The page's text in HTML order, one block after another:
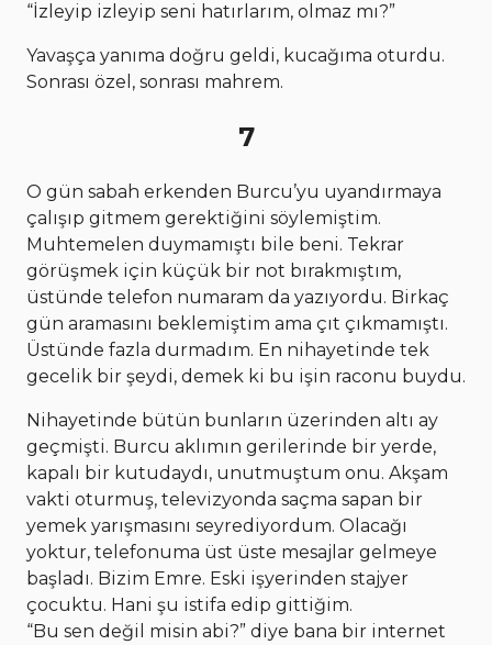
“İzleyip izleyip seni hatırlarım, olmaz mı?”
Yavaşça yanıma doğru geldi, kucağıma oturdu.
Sonrası özel, sonrası mahrem.
7
O gün sabah erkenden Burcu’yu uyandırmaya
çalışıp gitmem gerektiğini söylemiştim.
Muhtemelen duymamıştı bile beni. Tekrar
görüşmek için küçük bir not bırakmıştım,
üstünde telefon numaram da yazıyordu. Birkaç
gün aramasını beklemiştim ama çıt çıkmamıştı.
Üstünde fazla durmadım. En nihayetinde tek
gecelik bir şeydi, demek ki bu işin raconu buydu.
Nihayetinde bütün bunların üzerinden altı ay
geçmişti. Burcu aklımın gerilerinde bir yerde,
kapalı bir kutudaydı, unutmuştum onu. Akşam
vakti oturmuş, televizyonda saçma sapan bir
yemek yarışmasını seyrediyordum. Olacağı
yoktur, telefonuma üst üste mesajlar gelmeye
başladı. Bizim Emre. Eski işyerinden stajyer
çocuktu. Hani şu istifa edip gittiğim.
“Bu sen değil misin abi?” diye bana bir internet